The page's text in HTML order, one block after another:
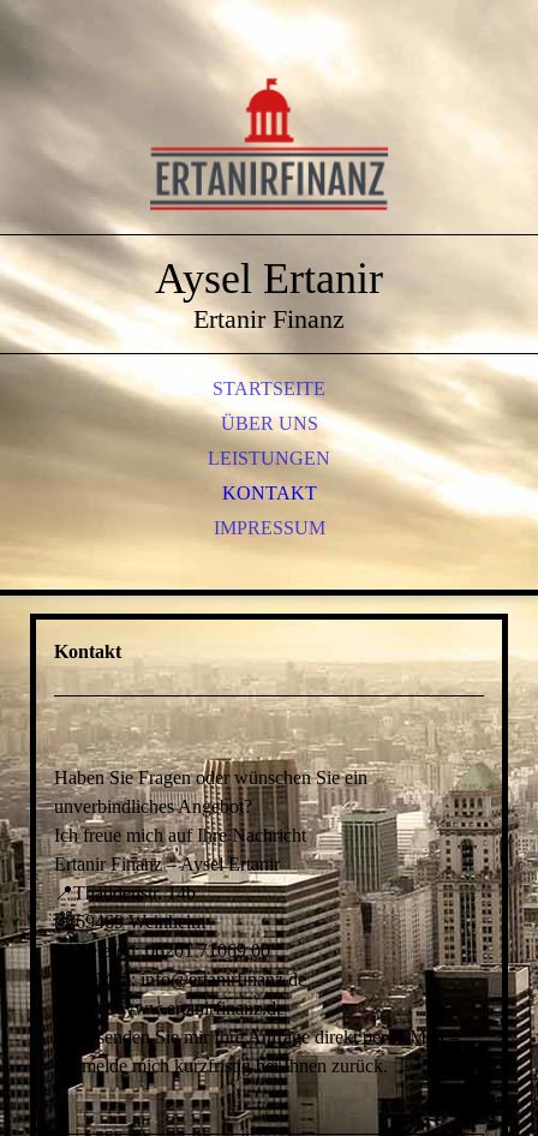
Aysel Ertanir
Ertanir Finanz
STARTSEITE
ÜBER UNS
LEISTUNGEN
KONTAKT
IMPRESSUM
Kontakt
Haben Sie Fragen oder wünschen Sie ein
unverbindliches Angebot?
Ich freue mich auf Ihre Nachricht
Ertanir Finanz – Aysel Ertanir
📍Thaddenstr. 14b
🏙️69469 Weinheim
📞 Telefon: 06201 71069 00
📧 E-Mail: info@ertanirfinanz.de
🌐 Web: www.ertanirfinanz.de
Oder senden Sie mir Ihre Anfrage direkt per E-Mail –
ich melde mich kurzfristig bei Ihnen zurück.